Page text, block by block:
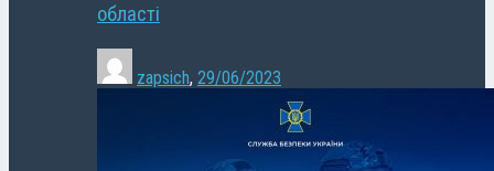
області
zapsich, 29/06/2023